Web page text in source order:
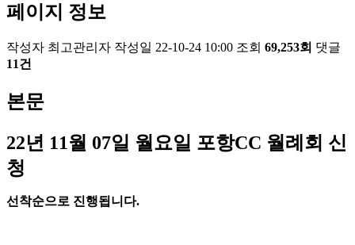
페이지 정보
작성자 최고관리자 작성일 22-10-24 10:00 조회 69,253회 댓글
11건
본문
22년 11월 07일 월요일 포항CC 월례회 신
청
선착순으로 진행됩니다.